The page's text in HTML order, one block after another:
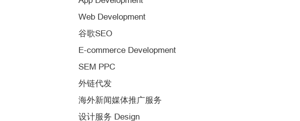
Web Development
谷歌SEO
E-commerce Development
SEM PPC
外链代发
海外新闻媒体推广服务
设计服务 Design